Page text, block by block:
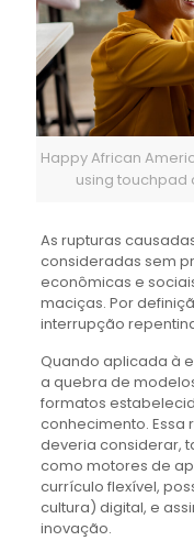
Happy African
using touchpad
As rupturas
consideradas sem
econômicas e
maciças. Por
interrupção
Quando aplicada à
a quebra de
formatos
conhecimento. Essa
deveria considerar,
como motores de
currículo flexível,
cultura) digital, e
inovação.